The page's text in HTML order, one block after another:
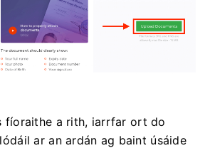
fíoraithe a rith, iarrfar ort do
ar an ardán ag baint úsáide